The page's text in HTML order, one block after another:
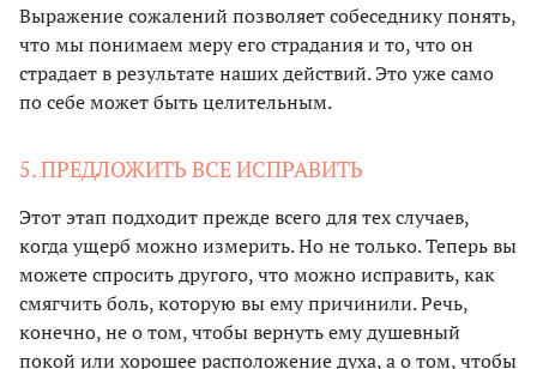
Выражение сожалений позволяет собеседнику понять,
что мы понимаем меру его страдания и то, что он
страдает в результате наших действий. Это уже само
по себе может быть целительным.
5. ПРЕДЛОЖИТЬ ВСЕ ИСПРАВИТЬ
Этот этап подходит прежде всего для тех случаев,
когда ущерб можно измерить. Но не только. Теперь вы
можете спросить другого, что можно исправить, как
смягчить боль, которую вы ему причинили. Речь,
конечно, не о том, чтобы вернуть ему душевный
покой или хорошее расположение духа, а о том, чтобы